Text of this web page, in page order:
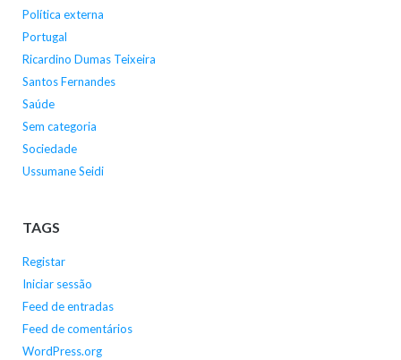
Política externa
Portugal
Ricardino Dumas Teixeira
Santos Fernandes
Saúde
Sem categoria
Sociedade
Ussumane Seidi
TAGS
Registar
Iniciar sessão
Feed de entradas
Feed de comentários
WordPress.org